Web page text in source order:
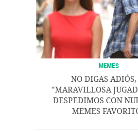
MEMES
NO DIGAS
"MARAVILLOSA
DESPEDIMOS CON
MEMES